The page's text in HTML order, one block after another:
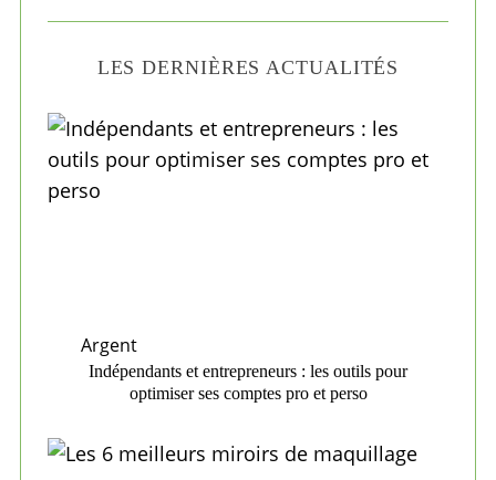
LES DERNIÈRES ACTUALITÉS
Argent
Indépendants et entrepreneurs : les outils pour
optimiser ses comptes pro et perso